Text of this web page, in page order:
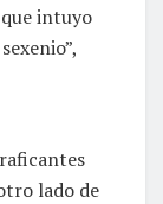
intuyo
lado de